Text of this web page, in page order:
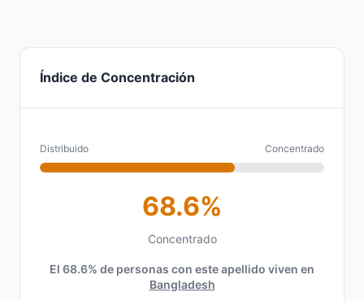
Índice de Concentración
Distribuido Concentrado
68.6%
Concentrado
El 68.6% de personas con este apellido viven en
Bangladesh